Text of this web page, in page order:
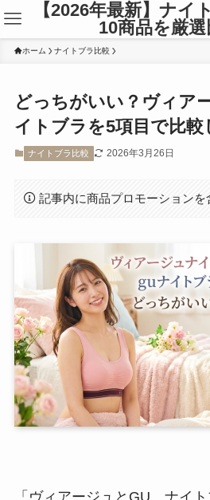
【2026年最新】ナイ
10商品を厳選
ホーム ナイトブラ比較
どっちがいい？ヴィア
イトブラを5項目で比較
ナイトブラ比較 2026年3月26日
記事内に商品プロモーション